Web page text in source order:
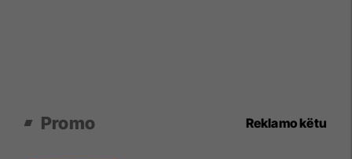
Promo Reklamo këtu